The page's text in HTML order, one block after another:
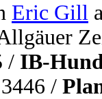
Eric Gill
/ IB-
3446 /